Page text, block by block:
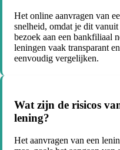
Het online aanvragen van
snelheid, omdat je dit
bezoek aan een bankfiliaal
leningen vaak transparant
eenvoudig vergelijken.
Wat zijn de risicos
lening?
Het aanvragen van een